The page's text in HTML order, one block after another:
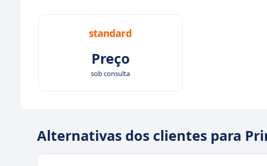
standard
Preço
sob consulta
Alternativas dos clientes para